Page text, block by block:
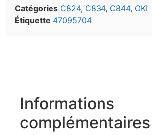
Catégories C824, C834, C844, OKI
Étiquette 47095704
Informations
complémentaires